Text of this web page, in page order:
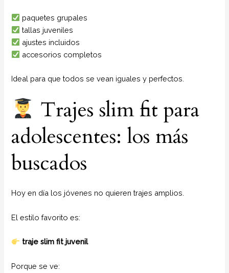
paquetes grupales
tallas juveniles
ajustes incluidos
accesorios completos
Ideal para que todos se vean iguales y perfectos.
Trajes slim fit para
adolescentes: los más
buscados
Hoy en día los jóvenes no quieren trajes amplios.
El estilo favorito es:
traje slim fit juvenil
Porque se ve: